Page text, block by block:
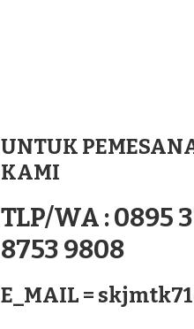
UNTUK
KAMI
TLP/WA : 0895
8753 9808
E_MAIL =